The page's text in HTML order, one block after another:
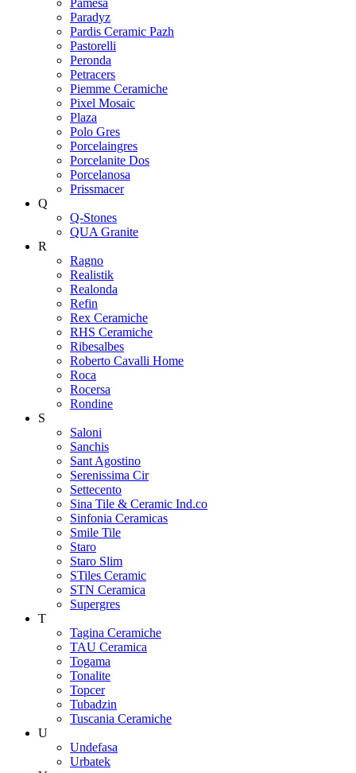
Paradyz
Pardis Ceramic Pazh
Pastorelli
Peronda
Petracers
Piemme Ceramiche
Pixel Mosaic
Plaza
Polo Gres
Porcelaingres
Porcelanite Dos
Porcelanosa
Prissmacer
Q
Q-Stones
QUA Granite
R
Ragno
Realistik
Realonda
Refin
Rex Ceramiche
RHS Ceramiche
Ribesalbes
Roberto Cavalli Home
Roca
Rocersa
Rondine
S
Saloni
Sanchis
Sant Agostino
Serenissima Cir
Settecento
Sina Tile & Ceramic Ind.co
Sinfonia Ceramicas
Smile Tile
Staro
Staro Slim
STiles Ceramic
STN Ceramica
Supergres
T
Tagina Ceramiche
TAU Ceramica
Togama
Tonalite
Topcer
Tubadzin
Tuscania Ceramiche
U
Undefasa
Urbatek